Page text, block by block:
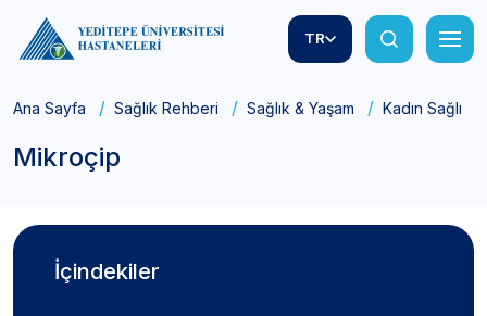
TR
Ana Sayfa Sağlık Rehberi Sağlık & Yaşam Kadın Sağlığı
Mikroçip
İçindekiler